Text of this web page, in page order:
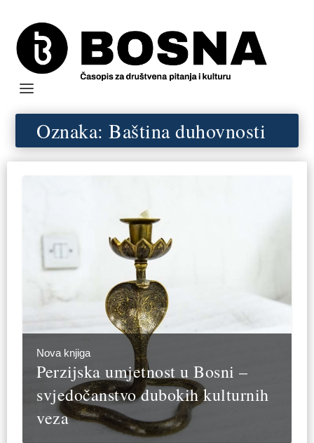
Oznaka:Baština duhovnosti
Nova knjiga
Perzijska umjetnost u Bosni –
svjedočanstvo dubokih kulturnih
veza